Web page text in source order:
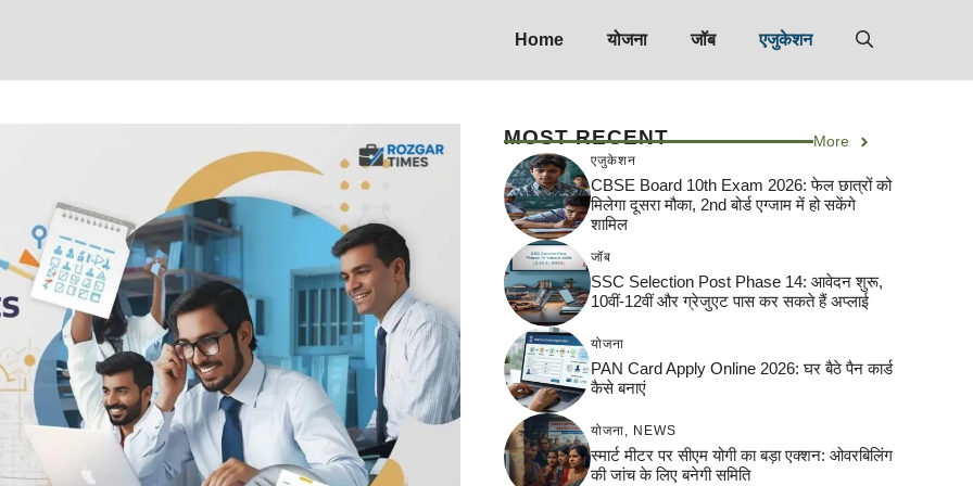
Home योजना जॉब एजुकेशन
MOST RECENT More
एजुकेशन
CBSE Board 10th Exam 2026: फेल छात्रों को
मिलेगा दूसरा मौका, 2nd बोर्ड एग्जाम में हो सकेंगे
शामिल
जॉब
SSC Selection Post Phase 14: आवेदन शुरू,
10वीं-12वीं और ग्रेजुएट पास कर सकते हैं अप्लाई
योजना
PAN Card Apply Online 2026: घर बैठे पैन कार्ड
कैसे बनाएं
योजना NEWS
स्मार्ट मीटर पर सीएम योगी का बड़ा एक्शन: ओवरबिलिंग
की जांच के लिए बनेगी समिति